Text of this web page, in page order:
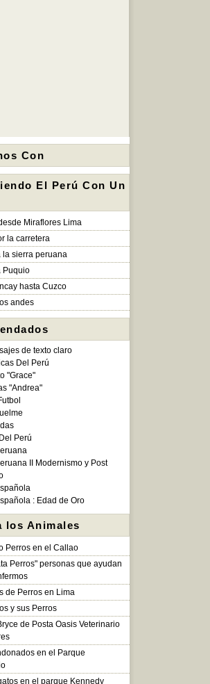
Con
El Perú Con Un
Miraflores Lima
la carretera
la sierra peruana
Puquio
hasta Cuzco
andes
de texto claro
Del Perú
"Grace"
"Andrea"
Perú
II Modernismo y Post
: Edad de Oro
los Animales
Perros en el Callao
Perros" personas que ayudan
de Perros en Lima
y sus Perros
de Posta Oasis Veterinario
en el Parque
en el parque Kennedy